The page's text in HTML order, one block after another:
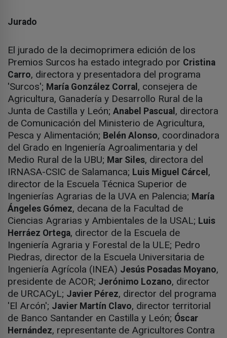
Jurado
El jurado de la decimoprimera edición de los
Premios Surcos ha estado integrado por Cristina
Carro, directora y presentadora del programa
'Surcos'; María González Corral , consejera de
Agricultura, Ganadería y Desarrollo Rural de la
Junta de Castilla y León; Anabel Pascual , directora
de Comunicación del Ministerio de Agricultura,
Pesca y Alimentación; Belén Alonso, coordinadora
del Grado en Ingeniería Agroalimentaria y del
Medio Rural de la UBU; Mar Siles, directora del
IRNASA-CSIC de Salamanca; Luis Miguel Cárcel ,
director de la Escuela Técnica Superior de
Ingenierías Agrarias de la UVA en Palencia; María
Ángeles Gómez, decana de la Facultad de
Ciencias Agrarias y Ambientales de la USAL; Luis
Herráez Ortega, director de la Escuela de
Ingeniería Agraria y Forestal de la ULE; Pedro
Piedras, director de la Escuela Universitaria de
Ingeniería Agrícola (INEA) Jesús Posadas Moyano,
presidente de ACOR; Jerónimo Lozano, director
de URCACyL; Javier Pérez, director del programa
'El Arcón'; Javier Martín Clavo, director territorial
de Banco Santander en Castilla y León; Óscar
Hernández, representante de Agricultores Contra